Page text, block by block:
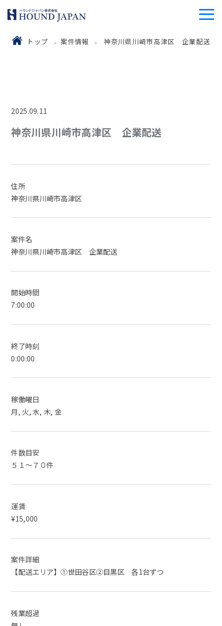
トップ 案件情報 神奈川県川崎市高津区 企業配送
2025.09.11
神奈川県川崎市高津区 企業配送
住所
神奈川県川崎市高津区
案件名
神奈川県川崎市高津区 企業配送
開始時間
7:00:00
終了時刻
0:00:00
稼働曜日
月, 火, 水, 木, 金
件数目安
５１～７０件
運賃
¥15,000
案件詳細
【配送エリア】①世田谷区②目黒区 各1台ずつ
残業超過